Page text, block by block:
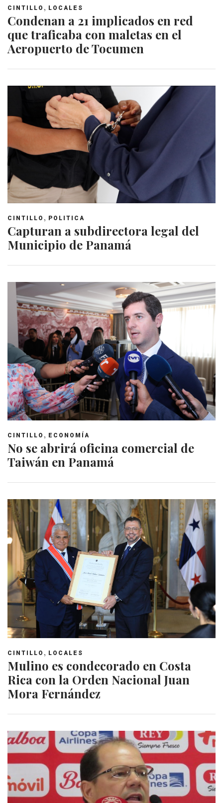
CINTILLO , LOCALES
Condenan a 21 implicados en red
que traficaba con maletas en el
Aeropuerto de Tocumen
CINTILLO , POLITICA
Capturan a subdirectora legal del
Municipio de Panamá
CINTILLO , ECONOMÍA
No se abrirá oficina comercial de
Taiwán en Panamá
CINTILLO , LOCALES
Mulino es condecorado en Costa
Rica con la Orden Nacional Juan
Mora Fernández